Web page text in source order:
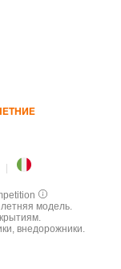
модель.
внедорожники.